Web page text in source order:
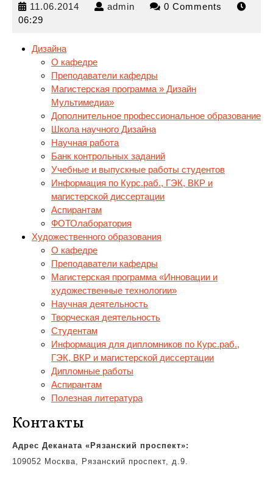
11.06.2014 11.06.2014
admin admin 0 Comments
06:29
Дизайна
О кафедре
Преподаватели кафедры
Магистерская программа » Дизайн
Мультимедиа»
Дополнительное профессиональное образование
Школа научного Дизайна
Научная работа
Банк контрольных заданий
Учебные и выпускные работы студентов
Информация по Курс.раб., ГЭК, ВКР и
магистерской диссертации
Аспирантам
ФОТОлаборатория
Художественного образования
О кафедре
Преподаватели кафедры
Магистерская программа «Инновации и
художественные технологии»
Научная деятельность
Творческая деятельность
Студентам
Информация для дипломников по Курс.раб.,
ГЭК, ВКР и магистерской диссертации
Дипломные работы
Аспирантам
Полезная литература
Контакты
Адрес Деканата «Рязанский проспект»:
109052 Москва, Рязанский проспект, д.9.